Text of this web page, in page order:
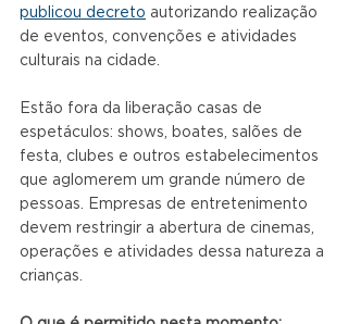
publicou decreto autorizando realização
de eventos, convenções e atividades
culturais na cidade.
Estão fora da liberação casas de
espetáculos: shows, boates, salões de
festa, clubes e outros estabelecimentos
que aglomerem um grande número de
pessoas. Empresas de entretenimento
devem restringir a abertura de cinemas,
operações e atividades dessa natureza a
crianças.